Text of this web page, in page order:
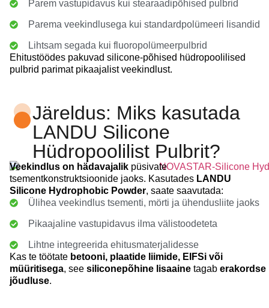
Parem vastupidavus kui stearaadipõhised pulbrid
Parema veekindlusega kui standardpolümeeri lisandid
Lihtsam segada kui fluoropolümeerpulbrid
Ehitustöödes pakuvad silicone-põhised hüdropoolilised
pulbrid parimat pikaajalist veekindlust.
Järeldus: Miks kasutada
LANDU Silicone
Hüdropoolilist Pulbrit?
Veekindlus on hädavajalik püsivate
tsementkonstruktsioonide jaoks. Kasutades LANDU
Silicone Hydrophobic Powder, saate saavutada:
Ülihea veekindlus tsementi, mörti ja ühendusliite jaoks
Pikaajaline vastupidavus ilma välistoodeteta
Lihtne integreerida ehitusmaterjalidesse
Kas te töötate betooni, plaatide liimide, EIFSi või
müüritisega, see siliconepõhine lisaaine tagab erakordse
jõudluse.